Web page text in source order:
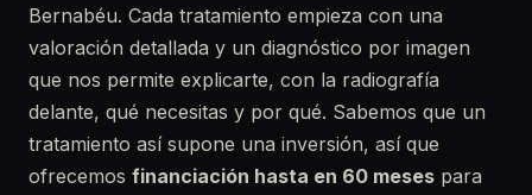
Bernabéu. Cada tratamiento empieza con una
valoración detallada y un diagnóstico por imagen
que nos permite explicarte, con la radiografía
delante, qué necesitas y por qué. Sabemos que un
tratamiento así supone una inversión, así que
ofrecemos financiación hasta en 60 meses para